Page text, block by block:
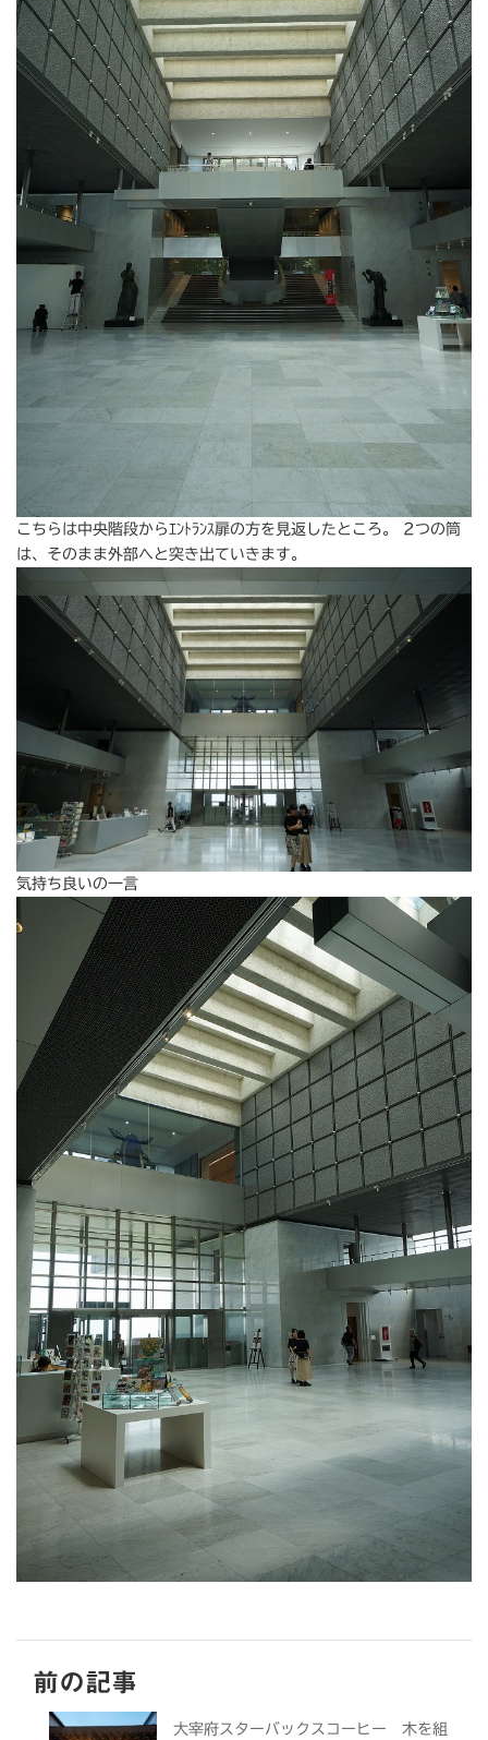
こちらは中央階段からｴﾝﾄﾗﾝｽ扉の方を見返したところ。 2つの筒
は、そのまま外部へと突き出ていきます。
気持ち良いの一言
前の記事
大宰府スターバックスコーヒー 木を組